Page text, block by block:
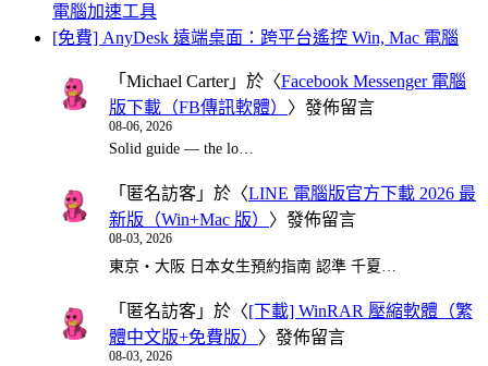
電腦加速工具
[免費] AnyDesk 遠端桌面：跨平台遙控 Win, Mac 電腦
「 Michael Carter」於〈Facebook Messenger 電腦
版下載（FB傳訊軟體） 〉發佈留言
08-06, 2026
Solid guide — the lo…
「 匿名訪客 」於〈LINE 電腦版官方下載 2026 最
新版（Win+Mac 版）
〉發佈留言
08-03, 2026
東京・大阪 日本女生預約指南 認準 千夏…
「 匿名訪客 」於〈[下載] WinRAR 壓縮軟體（繁
體中文版+免費版） 〉發佈留言
08-03, 2026